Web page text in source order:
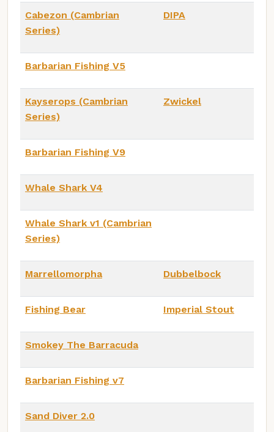
Cabezon (Cambrian
Series)
DIPA
Barbarian Fishing V5
Kayserops (Cambrian
Series)
Zwickel
Barbarian Fishing V9
Whale Shark V4
Whale Shark v1 (Cambrian
Series)
Marrellomorpha Dubbelbock
Fishing Bear Imperial Stout
Smokey The Barracuda
Barbarian Fishing v7
Sand Diver 2.0